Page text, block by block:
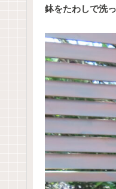
鉢をたわしで洗